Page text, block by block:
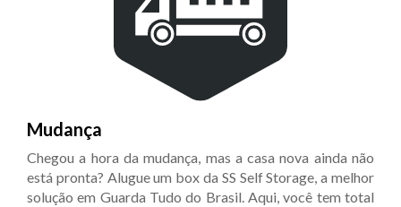
Mudança
Chegou a hora da mudança, mas a casa nova ainda não
está pronta? Alugue um box da SS Self Storage, a melhor
solução em Guarda Tudo do Brasil. Aqui, você tem total